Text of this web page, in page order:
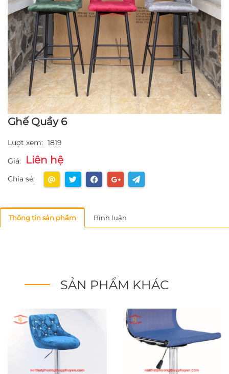
Ghế Quầy 6
Lượt xem: 1819
Giá:
Liên hệ
Chia sẻ:
Thông tin sản phẩm Bình luận
SẢN PHẨM KHÁC